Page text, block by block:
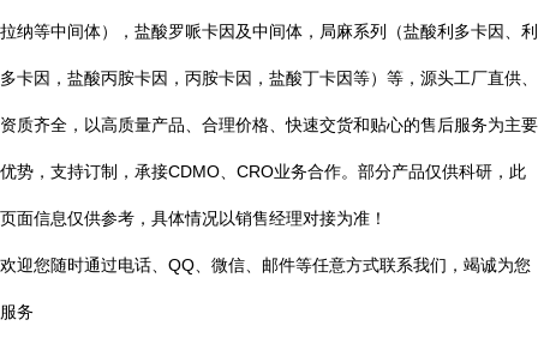
拉纳等中间体），盐酸罗哌卡因及中间体，局麻系列（盐酸利多卡因、利
多卡因，盐酸丙胺卡因，丙胺卡因，盐酸丁卡因等）等，源头工厂直供、
资质齐全，以高质量产品、合理价格、快速交货和贴心的售后服务为主要
优势，支持订制，承接CDMO、CRO业务合作。部分产品仅供科研，此
页面信息仅供参考，具体情况以销售经理对接为准！
欢迎您随时通过电话、QQ、微信、邮件等任意方式联系我们，竭诚为您
服务